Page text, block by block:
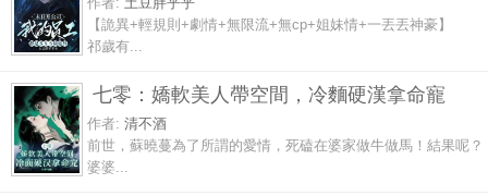
【詭異+輕規則+劇情+無限流+無cp+姐妹情+一丟丟神豪】
祁歲有...
七零：嬌軟美人帶空間，冷麵硬漢拿命寵
作者: 清不酒
前世，蘇曉蔓為了所謂的愛情，死磕在婆家做牛做馬！結果呢？
婆婆...